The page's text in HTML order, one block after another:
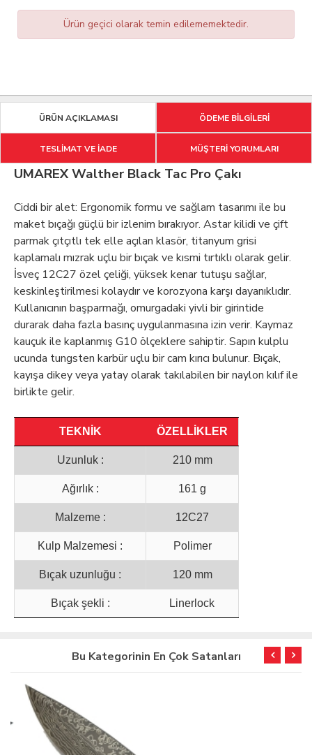
Ürün geçici olarak temin edilememektedir.
ÜRÜN AÇIKLAMASI ÖDEME BİLGİLERİ
TESLİMAT VE İADE MÜŞTERİ YORUMLARI
UMAREX Walther Black Tac Pro Çakı
Ciddi bir alet: Ergonomik formu ve sağlam tasarımı ile bu
maket bıçağı güçlü bir izlenim bırakıyor. Astar kilidi ve çift
parmak çıtçıtlı tek elle açılan klasör, titanyum grisi
kaplamalı mızrak uçlu bir bıçak ve kısmi tırtıklı olarak gelir.
İsveç 12C27 özel çeliği, yüksek kenar tutuşu sağlar,
keskinleştirilmesi kolaydır ve korozyona karşı dayanıklıdır.
Kullanıcının başparmağı, omurgadaki yivli bir girintide
durarak daha fazla basınç uygulanmasına izin verir. Kaymaz
kauçuk ile kaplanmış G10 ölçeklere sahiptir. Sapın kulplu
ucunda tungsten karbür uçlu bir cam kırıcı bulunur. Bıçak,
kayışa dikey veya yatay olarak takılabilen bir naylon kılıf ile
birlikte gelir.
TEKNİK ÖZELLİKLER
Uzunluk : 210 mm
Ağırlık : 161 g
Malzeme : 12C27
Kulp Malzemesi : Polimer
Bıçak uzunluğu : 120 mm
Bıçak şekli : Linerlock
Bu Kategorinin En Çok Satanları